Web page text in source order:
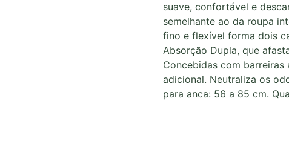
suave, confortável e
semelhante ao da roupa
fino e flexível forma dois
Absorção Dupla, que
Concebidas com
adicional. Neutraliza os
para anca: 56 a 85 cm.